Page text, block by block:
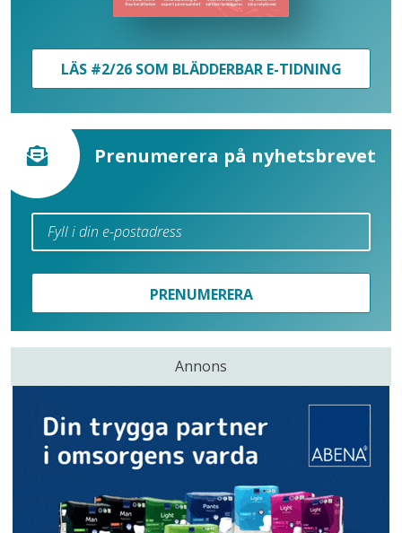
LÄS #2/26 SOM BLÄDDERBAR E-TIDNING
Prenumerera på nyhetsbrevet
PRENUMERERA
Annons